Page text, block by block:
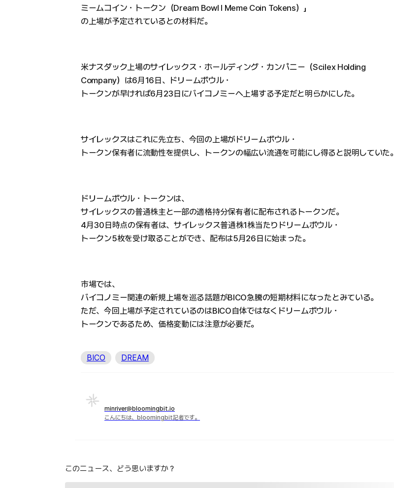
ミームコイン・トークン（Dream Bowl I Meme Coin Tokens）」
の上場が予定されているとの材料だ。
米ナスダック上場のサイレックス・ホールディング・カンパニー（Scilex Holding
Company）は6月16日、ドリームボウル・
トークンが早ければ6月23日にバイコノミーへ上場する予定だと明らかにした。
サイレックスはこれに先立ち、今回の上場がドリームボウル・
トークン保有者に流動性を提供し、トークンの幅広い流通を可能にし得ると説明していた。
ドリームボウル・トークンは、
サイレックスの普通株主と一部の適格持分保有者に配布されるトークンだ。
4月30日時点の保有者は、サイレックス普通株1株当たりドリームボウル・
トークン5枚を受け取ることができ、配布は5月26日に始まった。
市場では、
バイコノミー関連の新規上場を巡る話題がBICO急騰の短期材料になったとみている。
ただ、今回上場が予定されているのはBICO自体ではなくドリームボウル・
トークンであるため、価格変動には注意が必要だ。
BICO DREAM
minriver@bloomingbit.io
こんにちは、bloomingbit記者です。
このニュース、どう思いますか？